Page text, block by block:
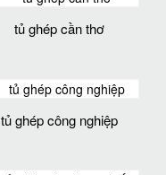
tủ ghép cần thơ
tủ ghép công nghiệp